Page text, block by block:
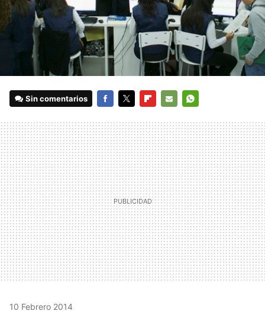
Sin comentarios
MAIL
10 Febrero 2014